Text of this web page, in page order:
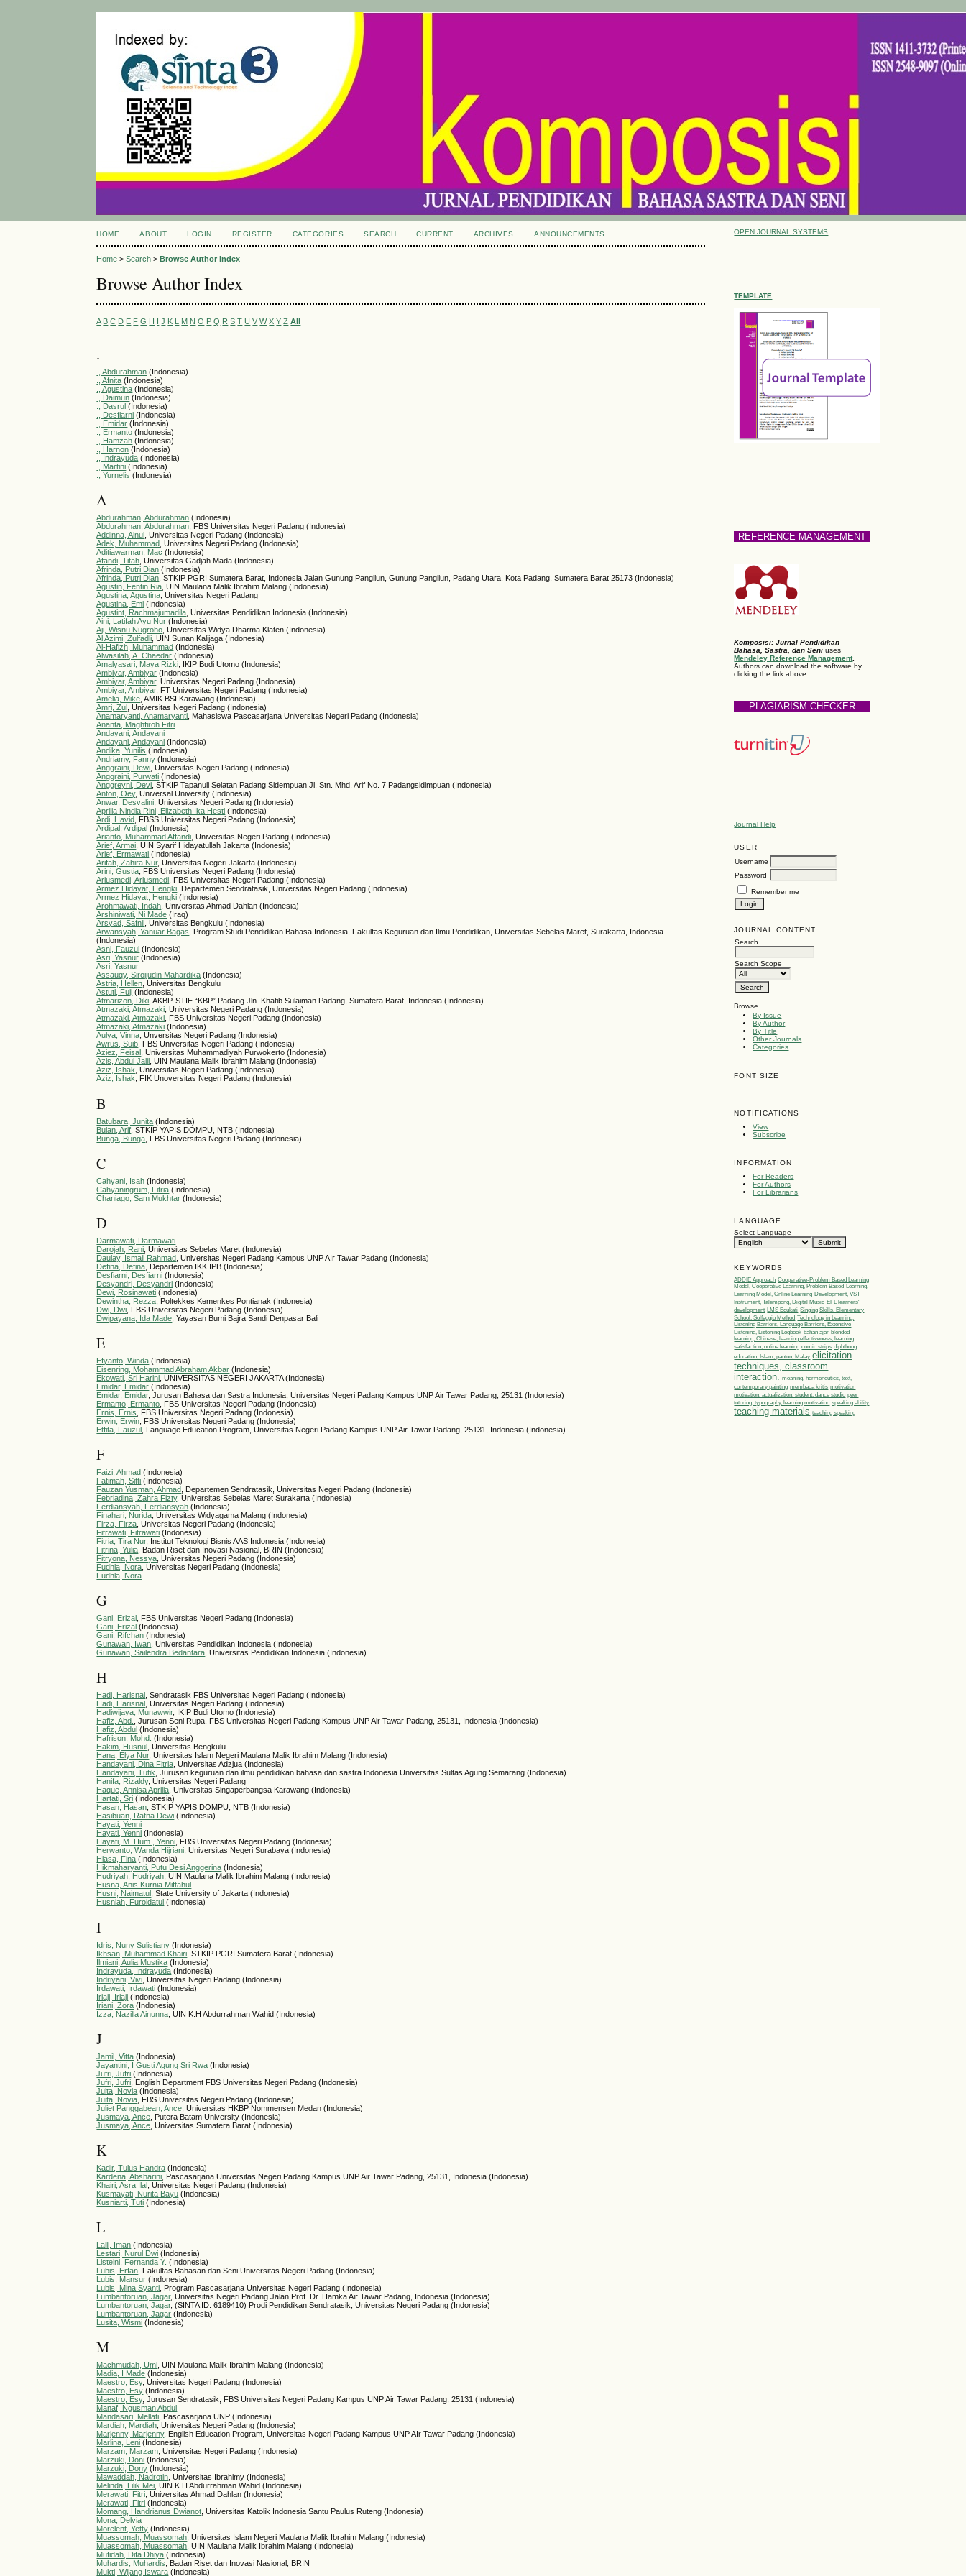
OPEN JOURNAL SYSTEMS
TEMPLATE
REFERENCE MANAGEMENT
Komposisi: Jurnal Pendidikan
Bahasa, Sastra, dan Seni uses
Mendeley Reference Management.
Authors can download the software by
clicking the link above.
PLAGIARISM CHECKER
Journal Help
USER
Username
Password
Remember me
JOURNAL CONTENT
Search
Search Scope
Browse
By Issue
By Author
By Title
Other Journals
Categories
FONT SIZE
NOTIFICATIONS
View
Subscribe
INFORMATION
For Readers
For Authors
For Librarians
LANGUAGE
Select Language
KEYWORDS
ADDIE Approach Cooperative-Problem Based Learning
Model, Cooperative Learning, Problem Based-Learning,
Learning Model, Online Learning Development, VST
Instrument, Talempong, Digital Music EFL learners'
development LMS Edukati Singing Skills, Elementary
School, Solfeggio Method Technology in Learning,
Listening Barriers, Language Barriers, Extensive
Listening, Listening Logbook bahan ajar blended
learning, Chinese, learning effectiveness, learning
satisfaction, online learning comic strips diphthong
education, Islam, pantun, Malay elicitation
techniques, classroom
interaction.
meaning, hermeneutics, text,
contemporary painting membaca kritis motivation
motivation, actualization, student, dance studio peer
tutoring, typography, learning motivation speaking ability
teaching materials teaching speaking
HOME ABOUT LOGIN REGISTER CATEGORIES SEARCH CURRENT ARCHIVES ANNOUNCEMENTS
Home >Search >Browse Author Index
Browse Author Index
A B C D E F G H I J K L M N O P Q R S T U V W X Y Z All
.
., Abdurahman (Indonesia)
., Afnita (Indonesia)
., Agustina (Indonesia)
., Daimun (Indonesia)
., Dasrul (Indonesia)
., Desfiarni (Indonesia)
., Emidar (Indonesia)
., Ermanto (Indonesia)
., Hamzah (Indonesia)
., Harnon (Indonesia)
., Indrayuda (Indonesia)
., Martini (Indonesia)
., Yurnelis (Indonesia)
A
Abdurahman, Abdurahman (Indonesia)
Abdurahman, Abdurahman, FBS Universitas Negeri Padang (Indonesia)
Addinna, Ainul , Universitas Negeri Padang (Indonesia)
Adek, Muhammad, Universitas Negeri Padang (Indonesia)
Aditiawarman, Mac (Indonesia)
Afandi, Titah, Universitas Gadjah Mada (Indonesia)
Afrinda, Putri Dian (Indonesia)
Afrinda, Putri Dian, STKIP PGRI Sumatera Barat, Indonesia Jalan Gunung Pangilun, Gunung Pangilun, Padang Utara, Kota Padang, Sumatera Barat 25173 (Indonesia)
Agustin, Fentin Ria, UIN Maulana Malik Ibrahim Malang (Indonesia)
Agustina, Agustina, Universitas Negeri Padang
Agustina, Emi (Indonesia)
Agustint, Rachmajumadila, Universitas Pendidikan Indonesia (Indonesia)
Aini, Latifah Ayu Nur (Indonesia)
Aji, Wisnu Nugroho, Universitas Widya Dharma Klaten (Indonesia)
Al Azimi, Zulfadli, UIN Sunan Kalijaga (Indonesia)
Al-Hafizh, Muhammad (Indonesia)
Alwasilah, A. Chaedar (Indonesia)
Amalyasari, Maya Rizki, IKIP Budi Utomo (Indonesia)
Ambiyar, Ambiyar (Indonesia)
Ambiyar, Ambiyar, Universitas Negeri Padang (Indonesia)
Ambiyar, Ambiyar, FT Universitas Negeri Padang (Indonesia)
Amelia, Mike, AMIK BSI Karawang (Indonesia)
Amri, Zul , Universitas Negeri Padang (Indonesia)
Anamaryanti, Anamaryanti, Mahasiswa Pascasarjana Universitas Negeri Padang (Indonesia)
Ananta, Maghfiroh Fitri
Andayani, Andayani
Andayani, Andayani (Indonesia)
Andika, Yunilis (Indonesia)
Andriamy, Fanny (Indonesia)
Anggraini, Dewi, Universitas Negeri Padang (Indonesia)
Anggraini, Purwati (Indonesia)
Anggreyni, Devi, STKIP Tapanuli Selatan Padang Sidempuan Jl. Stn. Mhd. Arif No. 7 Padangsidimpuan (Indonesia)
Anton, Oey, Universal University (Indonesia)
Anwar, Desvalini, Universitas Negeri Padang (Indonesia)
Aprilia Nindia Rini, Elizabeth Ika Hesti (Indonesia)
Ardi, Havid, FBSS Universitas Negeri Padang (Indonesia)
Ardipal, Ardipal (Indonesia)
Arianto, Muhammad Affandi, Universitas Negeri Padang (Indonesia)
Arief, Armai, UIN Syarif Hidayatullah Jakarta (Indonesia)
Arief, Ermawati (Indonesia)
Arifah, Zahira Nur, Universitas Negeri Jakarta (Indonesia)
Arini, Gustia, FBS Universitas Negeri Padang (Indonesia)
Ariusmedi, Ariusmedi, FBS Universitas Negeri Padang (Indonesia)
Armez Hidayat, Hengki, Departemen Sendratasik, Universitas Negeri Padang (Indonesia)
Armez Hidayat, Hengki (Indonesia)
Arohmawati, Indah, Universitas Ahmad Dahlan (Indonesia)
Arshiniwati, Ni Made (Iraq)
Arsyad, Safnil , Universitas Bengkulu (Indonesia)
Arwansyah, Yanuar Bagas, Program Studi Pendidikan Bahasa Indonesia, Fakultas Keguruan dan Ilmu Pendidikan, Universitas Sebelas Maret, Surakarta, Indonesia
(Indonesia)
Asni, Fauzul (Indonesia)
Asri, Yasnur (Indonesia)
Asri, Yasnur
Assauqy, Sirojjudin Mahardika (Indonesia)
Astria, Hellen, Universitas Bengkulu
Astuti, Fuji (Indonesia)
Atmarizon, Diki, AKBP-STIE “KBP” Padang Jln. Khatib Sulaiman Padang, Sumatera Barat, Indonesia (Indonesia)
Atmazaki, Atmazaki, Universitas Negeri Padang (Indonesia)
Atmazaki, Atmazaki, FBS Universitas Negeri Padang (Indonesia)
Atmazaki, Atmazaki (Indonesia)
Aulya, Vinna, Unversitas Negeri Padang (Indonesia)
Awrus, Suib, FBS Universitas Negeri Padang (Indonesia)
Aziez, Feisal , Universitas Muhammadiyah Purwokerto (Indonesia)
Azis, Abdul Jalil , UIN Maulana Malik Ibrahim Malang (Indonesia)
Aziz, Ishak, Universitas Negeri Padang (Indonesia)
Aziz, Ishak, FIK Unoversitas Negeri Padang (Indonesia)
B
Batubara, Junita (Indonesia)
Bulan, Arif , STKIP YAPIS DOMPU, NTB (Indonesia)
Bunga, Bunga , FBS Universitas Negeri Padang (Indonesia)
C
Cahyani, Isah (Indonesia)
Cahyaningrum, Fitria (Indonesia)
Chaniago, Sam Mukhtar (Indonesia)
D
Darmawati, Darmawati
Darojah, Rani , Universitas Sebelas Maret (Indonesia)
Daulay, Ismail Rahmad , Universitas Negeri Padang Kampus UNP AIr Tawar Padang (Indonesia)
Defina, Defina , Departemen IKK IPB (Indonesia)
Desfiarni, Desfiarni (Indonesia)
Desyandri, Desyandri (Indonesia)
Dewi, Rosinawati (Indonesia)
Dewintha, Rezza , Poltekkes Kemenkes Pontianak (Indonesia)
Dwi, Dwi , FBS Universitas Negeri Padang (Indonesia)
Dwipayana, Ida Made , Yayasan Bumi Bajra Sandi Denpasar Bali
E
Efyanto, Winda (Indonesia)
Eisenring, Mohammad Abraham Akbar (Indonesia)
Ekowati, Sri Harini , UNIVERSITAS NEGERI JAKARTA (Indonesia)
Emidar, Emidar (Indonesia)
Emidar, Emidar, Jurusan Bahasa dan Sastra Indonesia, Universitas Negeri Padang Kampus UNP Air Tawar Padang, 25131 (Indonesia)
Ermanto, Ermanto , FBS Universitas Negeri Padang (Indonesia)
Ernis, Ernis
, FBS Universitas Negeri Padang (Indonesia)
Erwin, Erwin , FBS Universitas Negeri Padang (Indonesia)
Etfita, Fauzul , Language Education Program, Universitas Negeri Padang Kampus UNP Air Tawar Padang, 25131, Indonesia (Indonesia)
F
Faizi, Ahmad (Indonesia)
Fatimah, Sitti (Indonesia)
Fauzan Yusman, Ahmad , Departemen Sendratasik, Universitas Negeri Padang (Indonesia)
Febriadina, Zahra Fizty, Universitas Sebelas Maret Surakarta (Indonesia)
Ferdiansyah, Ferdiansyah (Indonesia)
Finahari, Nurida , Universitas Widyagama Malang (Indonesia)
Firza, Firza , Universitas Negeri Padang (Indonesia)
Fitrawati, Fitrawati (Indonesia)
Fitria, Tira Nur, Institut Teknologi Bisnis AAS Indonesia (Indonesia)
Fitrina, Yulia , Badan Riset dan Inovasi Nasional, BRIN (Indonesia)
Fitryona, Nessya , Universitas Negeri Padang (Indonesia)
Fudhla, Nora , Universitas Negeri Padang (Indonesia)
Fudhla, Nora
G
Gani, Erizal
, FBS Universitas Negeri Padang (Indonesia)
Gani, Erizal (Indonesia)
Gani, Rifchan (Indonesia)
Gunawan, Iwan , Universitas Pendidikan Indonesia (Indonesia)
Gunawan, Sailendra Bedantara , Universitas Pendidikan Indonesia (Indonesia)
H
Hadi, Harisnal , Sendratasik FBS Universitas Negeri Padang (Indonesia)
Hadi, Harisnal , Universitas Negeri Padang (Indonesia)
Hadiwijaya, Munawwir, IKIP Budi Utomo (Indonesia)
Hafiz, Abd., Jurusan Seni Rupa, FBS Universitas Negeri Padang Kampus UNP Air Tawar Padang, 25131, Indonesia (Indonesia)
Hafiz, Abdul (Indonesia)
Hafrison, Mohd. (Indonesia)
Hakim, Husnul , Universitas Bengkulu
Hana, Elya Nur, Universitas Islam Negeri Maulana Malik Ibrahim Malang (Indonesia)
Handayani, Dina Fitria, Universitas Adzjua (Indonesia)
Handayani, Tutik, Jurusan keguruan dan ilmu pendidikan bahasa dan sastra Indonesia Universitas Sultas Agung Semarang (Indonesia)
Hanifa, Rizaldy, Universitas Negeri Padang
Haque, Annisa Aprilia, Universitas Singaperbangsa Karawang (Indonesia)
Hartati, Sri (Indonesia)
Hasan, Hasan, STKIP YAPIS DOMPU, NTB (Indonesia)
Hasibuan, Ratna Dewi (Indonesia)
Hayati, Yenni
Hayati, Yenni (Indonesia)
Hayati, M. Hum., Yenni, FBS Universitas Negeri Padang (Indonesia)
Herwanto, Wanda Hijriani, Universitas Negeri Surabaya (Indonesia)
Hiasa, Fina (Indonesia)
Hikmaharyanti, Putu Desi Anggerina (Indonesia)
Hudriyah, Hudriyah, UIN Maulana Malik Ibrahim Malang (Indonesia)
Husna, Anis Kurnia Miftahul
Husni, Naimatul , State University of Jakarta (Indonesia)
Husniah, Furoidatul (Indonesia)
I
Idris, Nuny Sulistiany (Indonesia)
Ikhsan, Muhammad Khairi , STKIP PGRI Sumatera Barat (Indonesia)
Ilmiani, Aulia Mustika (Indonesia)
Indrayuda, Indrayuda (Indonesia)
Indriyani, Vivi , Universitas Negeri Padang (Indonesia)
Irdawati, Irdawati (Indonesia)
Iriaji, Iriaji (Indonesia)
Iriani, Zora (Indonesia)
Izza, Nazilla Ainunna , UIN K.H Abdurrahman Wahid (Indonesia)
J
Jamil, Vitta (Indonesia)
Jayantini, I Gusti Agung Sri Rwa (Indonesia)
Jufri, Jufri (Indonesia)
Jufri, Jufri , English Department FBS Universitas Negeri Padang (Indonesia)
Juita, Novia (Indonesia)
Juita, Novia , FBS Universitas Negeri Padang (Indonesia)
Juliet Panggabean, Ance , Universitas HKBP Nommensen Medan (Indonesia)
Jusmaya, Ance , Putera Batam University (Indonesia)
Jusmaya, Ance , Universitas Sumatera Barat (Indonesia)
K
Kadir, Tulus Handra (Indonesia)
Kardena, Absharini , Pascasarjana Universitas Negeri Padang Kampus UNP Air Tawar Padang, 25131, Indonesia (Indonesia)
Khairi, Asra Ilal , Universitas Negeri Padang (Indonesia)
Kusmayati, Nurita Bayu (Indonesia)
Kusniarti, Tuti (Indonesia)
L
Laili, Iman (Indonesia)
Lestari, Nurul Dwi (Indonesia)
Listeini, Fernanda Y. (Indonesia)
Lubis, Erfan , Fakultas Bahasan dan Seni Universitas Negeri Padang (Indonesia)
Lubis, Mansur (Indonesia)
Lubis, Mina Syanti , Program Pascasarjana Universitas Negeri Padang (Indonesia)
Lumbantoruan, Jagar, Universitas Negeri Padang Jalan Prof. Dr. Hamka Air Tawar Padang, Indonesia (Indonesia)
Lumbantoruan, Jagar, (SINTA ID: 6189410) Prodi Pendidikan Sendratasik, Universitas Negeri Padang (Indonesia)
Lumbantoruan, Jagar (Indonesia)
Lusita, Wismi (Indonesia)
M
Machmudah, Umi , UIN Maulana Malik Ibrahim Malang (Indonesia)
Madia, I Made (Indonesia)
Maestro, Esy, Universitas Negeri Padang (Indonesia)
Maestro, Esy (Indonesia)
Maestro, Esy, Jurusan Sendratasik, FBS Universitas Negeri Padang Kampus UNP Air Tawar Padang, 25131 (Indonesia)
Manaf, Ngusman Abdul
Mandasari, Mellati , Pascasarjana UNP (Indonesia)
Mardiah, Mardiah , Universitas Negeri Padang (Indonesia)
Marjenny, Marjenny, English Education Program, Universitas Negeri Padang Kampus UNP AIr Tawar Padang (Indonesia)
Marlina, Leni (Indonesia)
Marzam, Marzam , Universitas Negeri Padang (Indonesia)
Marzuki, Doni (Indonesia)
Marzuki, Dony (Indonesia)
Mawaddah, Nadrotin , Universitas Ibrahimy (Indonesia)
Melinda, Lilik Mei , UIN K.H Abdurrahman Wahid (Indonesia)
Merawati, Fitri , Universitas Ahmad Dahlan (Indonesia)
Merawati, Fitri (Indonesia)
Momang, Handrianus Dwianot , Universitas Katolik Indonesia Santu Paulus Ruteng (Indonesia)
Mona, Delvia
Morelent, Yetty (Indonesia)
Muassomah, Muassomah , Universitas Islam Negeri Maulana Malik Ibrahim Malang (Indonesia)
Muassomah, Muassomah , UIN Maulana Malik Ibrahim Malang (Indonesia)
Mufidah, Difa Dhiya (Indonesia)
Muhardis, Muhardis
, Badan Riset dan Inovasi Nasional, BRIN
Mukti, Wijang Iswara (Indonesia)